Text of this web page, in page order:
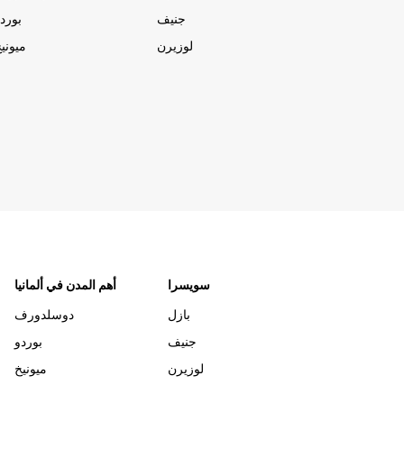
جنيف
لوزيرن
أهم المدن في ألمانيا
دوسلدورف
بوردو
ميونيخ
سويسرا
بازل
جنيف
لوزيرن